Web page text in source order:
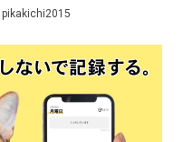
pikakichi2015